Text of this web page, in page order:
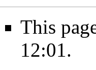
This
12:01.